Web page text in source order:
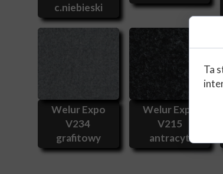
c.niebieski
Welur Expo
V234
grafitowy
Welur Expo
V215
antracyt
Ta